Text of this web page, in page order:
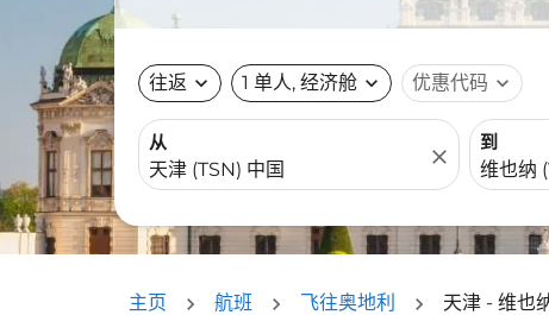
往返 expand_more 1 单人, 经济舱 expand_more 优惠代码 expand_more
从
close
到
主页 航班 飞往奥地利 天津 - 维也